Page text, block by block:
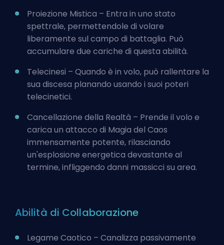
Proiezione Mistica – Entra in uno stato
spettrale, permettendole di volare
liberamente sul campo di battaglia. Può
accumulare due cariche di questa abilità.
Telecinesi – Quando è in volo, può rallentare la
sua discesa planando usando i suoi poteri
telecinetici.
Cancellazione della Realtà – Prende il volo e
carica un attacco di Magia del Caos
immensamente potente, rilasciando
un'esplosione energetica devastante al
termine, infliggendo danni massicci su area.
Abilità di Collaborazione
Legame Caotico – Canalizza passivamente